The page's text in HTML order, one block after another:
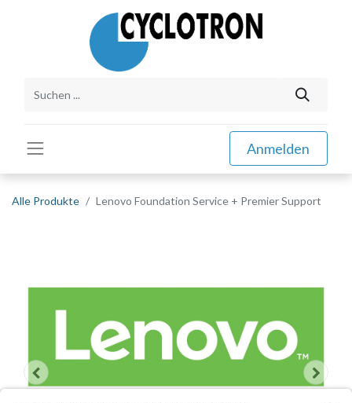
Anmelden
Alle Produkte Lenovo Foundation Service + Premier Support